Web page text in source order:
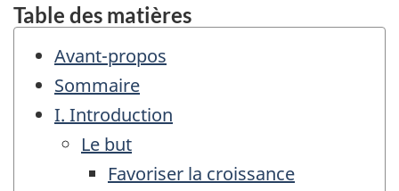
Table des matières
Avant-propos
Sommaire
I. Introduction
Le but
Favoriser la croissance